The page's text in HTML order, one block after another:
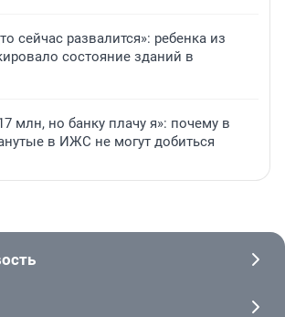
сейчас развалится»: ребенка из
состояние зданий в
млн, но банку плачу я»: почему в
в ИЖС не могут добиться